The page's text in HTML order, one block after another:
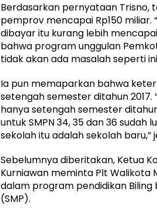
Berdasarkan pernyataan Trisno,
pemprov mencapai Rp150 miliar.
dibayar itu kurang lebih
bahwa program unggulan
tidak akan ada masalah seperti
Ia pun memaparkan bahwa
setengah semester ditahun
hanya setengah semester
untuk SMPN 34, 35 dan 36
sekolah itu adalah sekolah baru,”
Sebelumnya diberitakan, Ketua
Kurniawan meminta Plt Walikota
dalam program pendidikan
(SMP).